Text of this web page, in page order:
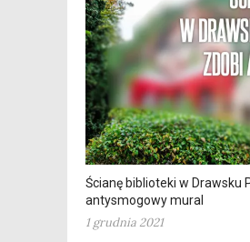
Ścianę biblioteki w Drawsku
antysmogowy mural
1 grudnia 2021